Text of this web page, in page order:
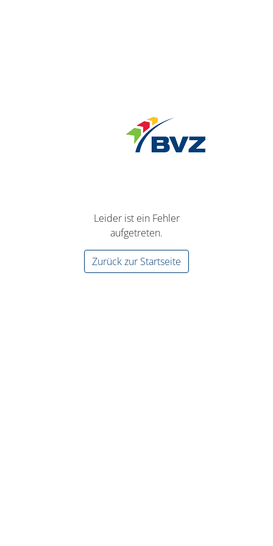
Leider ist ein Fehler
aufgetreten.
Zurück zur Startseite